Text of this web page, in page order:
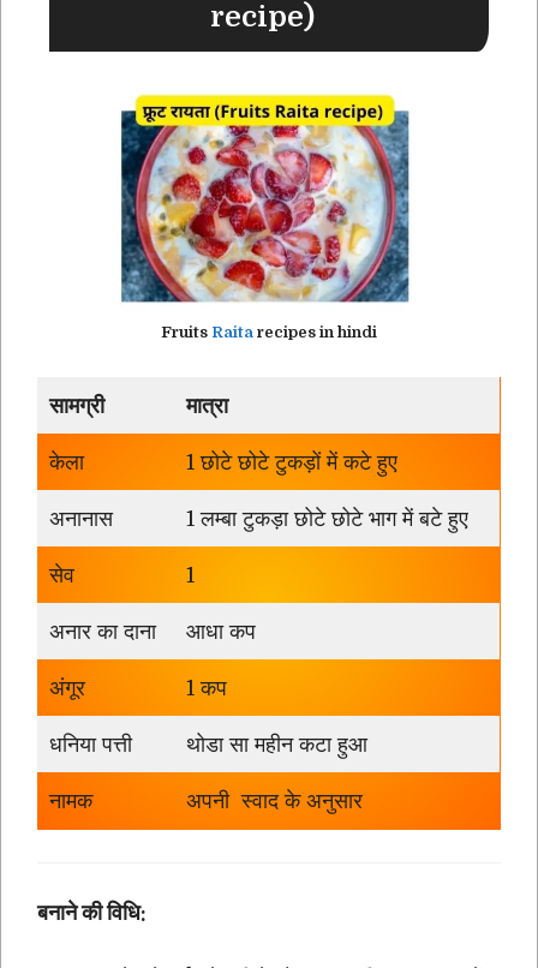
recipe)
Fruits Raita recipes in hindi
सामग्री मात्रा
केला 1 छोटे छोटे टुकड़ों में कटे हुए
अनानास 1 लम्बा टुकड़ा छोटे छोटे भाग में बटे हुए
सेव 1
अनार का दाना आधा कप
अंगूर 1 कप
धनिया पत्ती थोडा सा महीन कटा हुआ
नामक अपनी स्वाद के अनुसार
बनाने की विधि: